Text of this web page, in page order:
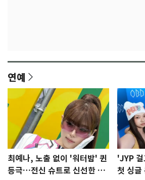
연예
최예나, 노출 없이 '워터밤' 퀸
등극…전신 슈트로 신선한 충
'JYP
첫 싱